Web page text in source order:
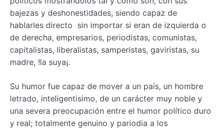
bajezas y deshonestidades, siendo capaz de
hablarles directo sin importar si eran de izquierda o
de derecha, empresarios, periodistas, comunistas,
capitalistas, liberalistas, samperistas, gaviristas, su
madre, !la suya¡.
Su humor fue capaz de mover a un país, un hombre
letrado, inteligentisimo, de un carácter muy noble y
una severa preocupación entre el humor político duro
y real; totalmente genuino y pariodia a los